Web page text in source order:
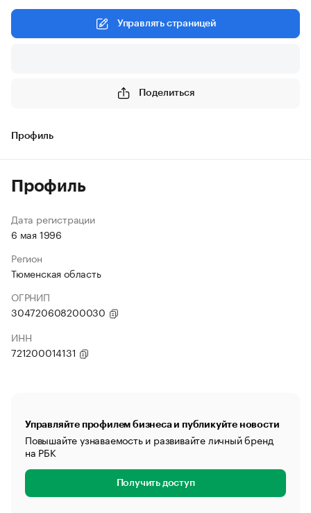
Управлять страницей
Поделиться
Профиль
Профиль
Дата регистрации
6 мая 1996
Регион
Тюменская область
ОГРНИП
304720608200030
ИНН
721200014131
Управляйте профилем бизнеса и публикуйте новости
Повышайте узнаваемость и развивайте личный бренд
на РБК
Получить доступ